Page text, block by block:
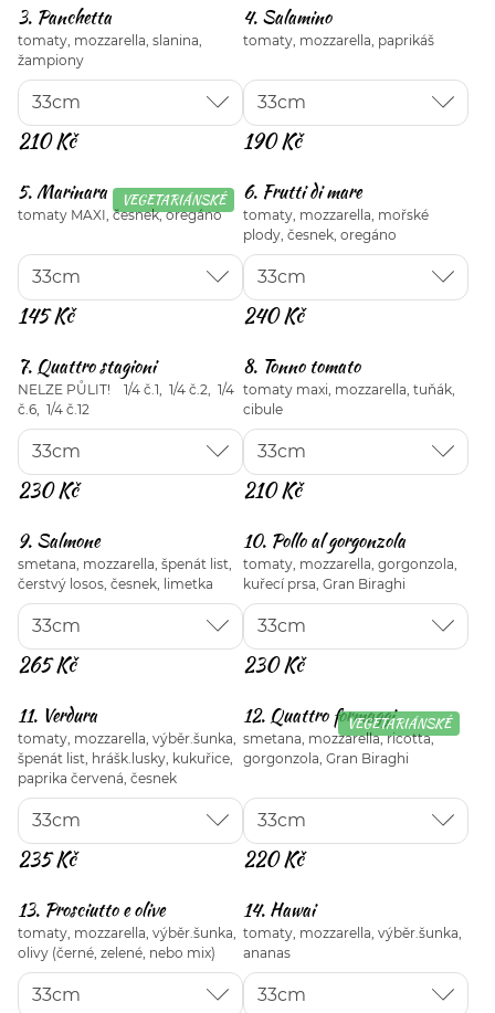
3. Panchetta
tomaty, mozzarella, slanina,
žampiony
210 Kč
4. Salamino
tomaty, mozzarella, paprikáš
190 Kč
VEGETARIÁNSKÉ
5. Marinara
tomaty MAXI, česnek, oregáno
145 Kč
6. Frutti di mare
tomaty, mozzarella, mořské
plody, česnek, oregáno
240 Kč
7. Quattro stagioni
NELZE PŮLIT! 1/4 č.1, 1/4 č.2, 1/4
č.6, 1/4 č.12
230 Kč
8. Tonno tomato
tomaty maxi, mozzarella, tuňák,
cibule
210 Kč
9. Salmone
smetana, mozzarella, špenát list,
čerstvý losos, česnek, limetka
265 Kč
10. Pollo al gorgonzola
tomaty, mozzarella, gorgonzola,
kuřecí prsa, Gran Biraghi
230 Kč
11. Verdura
tomaty, mozzarella, výběr.šunka,
špenát list, hrášk.lusky, kukuřice,
paprika červená, česnek
235 Kč
VEGETARIÁNSKÉ
12. Quattro formaggi
smetana, mozzarella, ricotta,
gorgonzola, Gran Biraghi
220 Kč
13. Prosciutto e olive
tomaty, mozzarella, výběr.šunka,
olivy (černé, zelené, nebo mix)
14. Hawai
tomaty, mozzarella, výběr.šunka,
ananas